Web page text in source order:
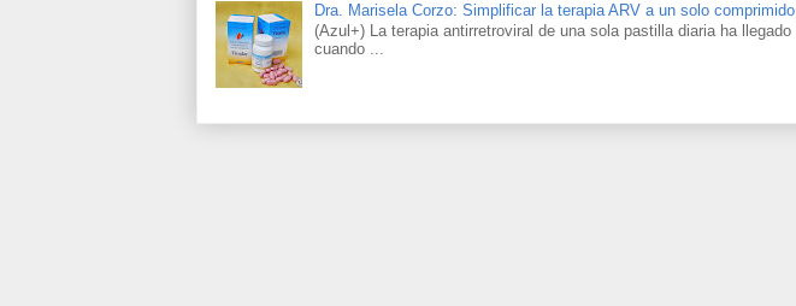
Dra. Marisela Corzo: Simplificar la terapia ARV a un solo
(Azul+) La terapia antirretroviral de una sola pastilla diaria ha
cuando ...